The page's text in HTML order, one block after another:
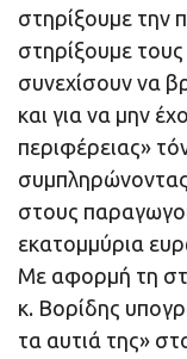
στηρίξουμε την
στηρίξουμε
συνεχίσουν να
και για να μην
περιφέρειας»
συμπληρώνοντας
στους
εκατομμύρια
Με αφορμή τη
κ. Βορίδης
τα αυτιά της»